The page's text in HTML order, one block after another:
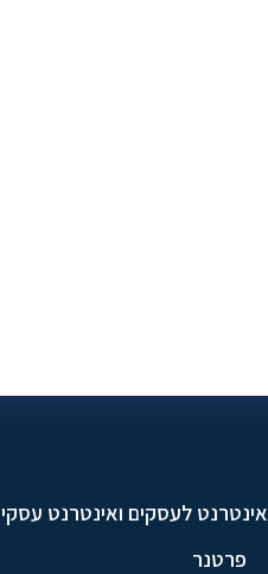
אינטרנט לעסקים ואינטרנט עסקי
פרטנר